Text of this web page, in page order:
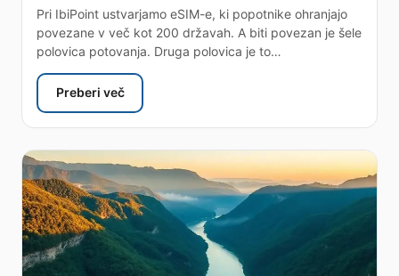
Pri IbiPoint ustvarjamo eSIM-e, ki popotnike ohranjajo
povezane v več kot 200 državah. A biti povezan je šele
polovica potovanja. Druga polovica je to…
Preberi več
: find series — brezplačne potovalne aplikacije od